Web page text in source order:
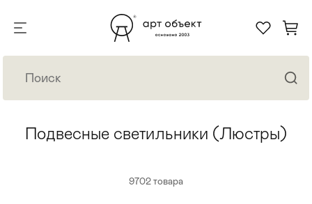
Подвесные светильники (Люстры)
9702товара